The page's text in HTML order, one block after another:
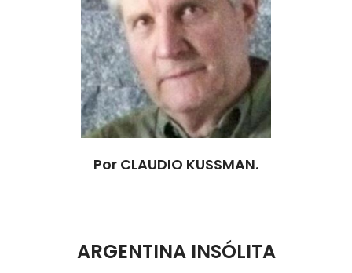
Por CLAUDIO KUSSMAN.
ARGENTINA INSÓLITA